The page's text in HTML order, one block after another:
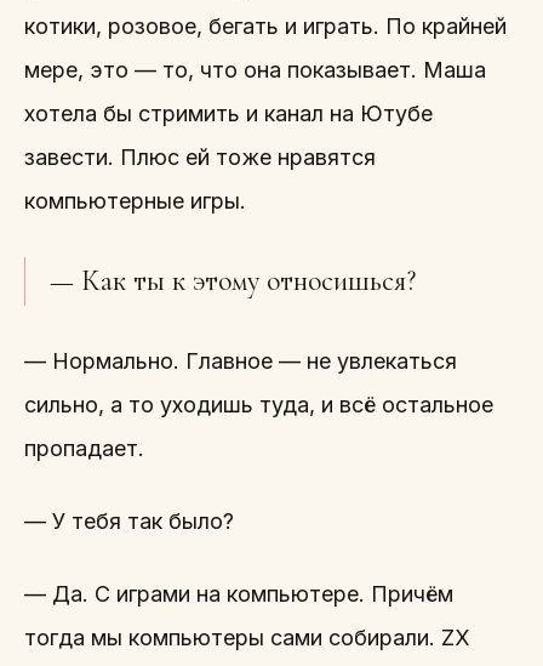
котики, розовое, бегать и играть. По крайней
мере, это — то, что она показывает. Маша
хотела бы стримить и канал на Ютубе
завести. Плюс ей тоже нравятся
компьютерные игры.
— Как ты к этому относишься?
— Нормально. Главное — не увлекаться
сильно, а то уходишь туда, и всё остальное
пропадает.
— У тебя так было?
— Да. С играми на компьютере. Причём
тогда мы компьютеры сами собирали. ZX